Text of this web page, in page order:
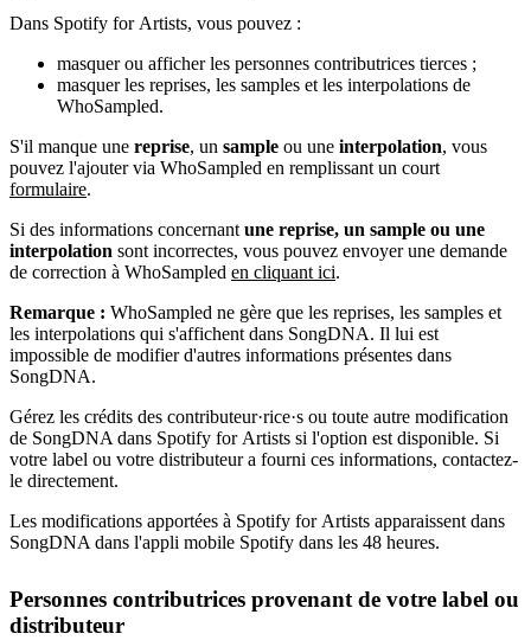
Dans Spotify for Artists, vous pouvez :
masquer ou afficher les personnes contributrices tierces ;
masquer les reprises, les samples et les interpolations de
WhoSampled.
S'il manque une reprise, un sample ou une interpolation, vous
pouvez l'ajouter via WhoSampled en remplissant un court
formulaire.
Si des informations concernant une reprise, un sample ou une
interpolation sont incorrectes, vous pouvez envoyer une demande
de correction à WhoSampled en cliquant ici.
Remarque : WhoSampled ne gère que les reprises, les samples et
les interpolations qui s'affichent dans SongDNA. Il lui est
impossible de modifier d'autres informations présentes dans
SongDNA.
Gérez les crédits des contributeur·rice·s ou toute autre modification
de SongDNA dans Spotify for Artists si l'option est disponible. Si
votre label ou votre distributeur a fourni ces informations, contactez-
le directement.
Les modifications apportées à Spotify for Artists apparaissent dans
SongDNA dans l'appli mobile Spotify dans les 48 heures.
Personnes contributrices provenant de votre label ou
distributeur